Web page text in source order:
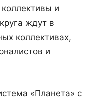
и
ждут в
коллективах,
и
«Планета» с